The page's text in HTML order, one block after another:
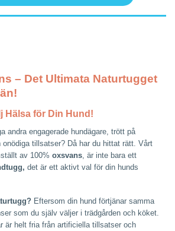
– Det Ultimata Naturtugget
Hälsa för Din Hund!
andra engagerade hundägare, trött på
tillsatser? Då har du hittat rätt. Vårt
av 100% oxsvans, är inte bara ett
det är ett aktivt val för din hunds
Eftersom din hund förtjänar samma
som du själv väljer i trädgården och köket.
är helt fria från artificiella tillsatser och